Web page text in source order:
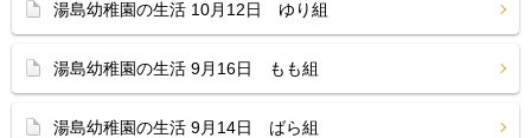
湯島幼稚園の生活 10月12日 ゆり組
湯島幼稚園の生活 9月16日 もも組
湯島幼稚園の生活 9月14日 ばら組